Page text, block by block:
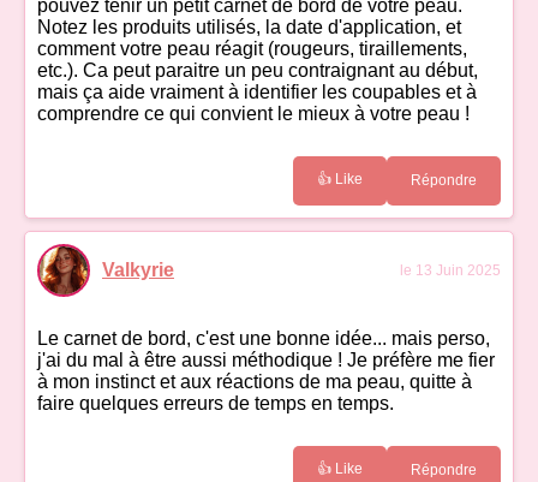
pouvez tenir un petit carnet de bord de votre peau.
Notez les produits utilisés, la date d'application, et
comment votre peau réagit (rougeurs, tiraillements,
etc.). Ca peut paraitre un peu contraignant au début,
mais ça aide vraiment à identifier les coupables et à
comprendre ce qui convient le mieux à votre peau !
👍 Like Répondre
Valkyrie le 13 Juin 2025
Le carnet de bord, c'est une bonne idée... mais perso,
j'ai du mal à être aussi méthodique ! Je préfère me fier
à mon instinct et aux réactions de ma peau, quitte à
faire quelques erreurs de temps en temps.
👍 Like Répondre